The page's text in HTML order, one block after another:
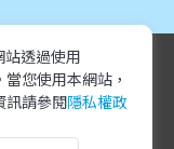
由淡江大學推廣教育處
片及資料皆屬本單位所
All rights
Tamkang University
透過使用
當您使用本網站，
訊請參閱 隱私權政